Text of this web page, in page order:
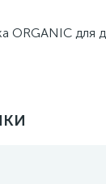
ORGANIC для